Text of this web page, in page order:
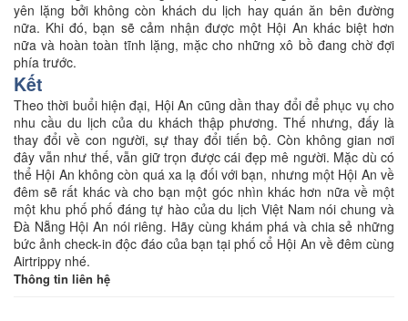
yên lặng bởi không còn khách du lịch hay quán ăn bên đường
nữa. Khi đó, bạn sẽ cảm nhận được một Hội An khác biệt hơn
nữa và hoàn toàn tĩnh lặng, mặc cho những xô bồ đang chờ đợi
phía trước.
Kết
Theo thời buổi hiện đại, Hội An cũng dần thay đổi để phục vụ cho
nhu cầu du lịch của du khách thập phương. Thế nhưng, đấy là
thay đổi về con người, sự thay đổi tiến bộ. Còn không gian nơi
đây vẫn như thế, vẫn giữ trọn được cái đẹp mê người. Mặc dù có
thể Hội An không còn quá xa lạ đối với bạn, nhưng một Hội An về
đêm sẽ rất khác và cho bạn một góc nhìn khác hơn nữa về một
một khu phố phố đáng tự hào của du lịch Việt Nam nói chung và
Đà Nẵng Hội An nói riêng. Hãy cùng khám phá và chia sẻ những
bức ảnh check-in độc đáo của bạn tại phố cổ Hội An về đêm cùng
Airtrippy nhé.
Thông tin liên hệ